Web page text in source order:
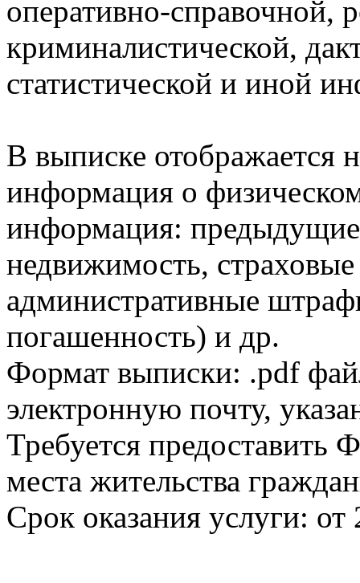
оперативно-справочной,
криминалистической,
статистической и иной
В выписке отображается
информация о
информация:
недвижимость,
административные
погашенность) и др.
Формат выписки: .pdf
электронную почту,
Требуется
места жительства
Срок оказания услуги: от